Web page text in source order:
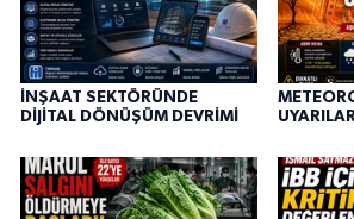
İNŞAAT SEKTÖRÜNDE
DİJİTAL DÖNÜŞÜM DEVRİMİ